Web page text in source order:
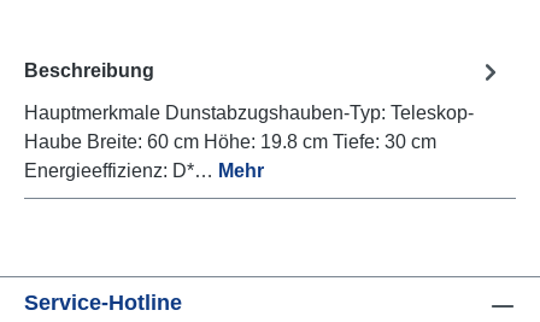
Beschreibung
Hauptmerkmale Dunstabzugshauben-Typ: Teleskop-
Haube Breite: 60 cm Höhe: 19.8 cm Tiefe: 30 cm
Energieeffizienz: D*… Mehr
Service-Hotline